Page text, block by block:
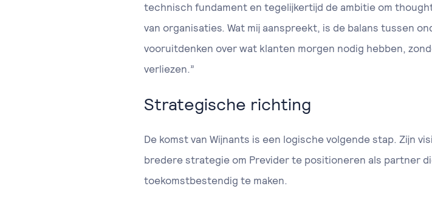
technisch fundament en tegelijkertijd de ambitie om
van organisaties. Wat mij aanspreekt, is de balans tussen
vooruitdenken over wat klanten morgen nodig hebben,
verliezen.”
Strategische richting
De komst van Wijnants is een logische volgende stap. Zijn
bredere strategie om Previder te positioneren als partner
toekomstbestendig te maken.